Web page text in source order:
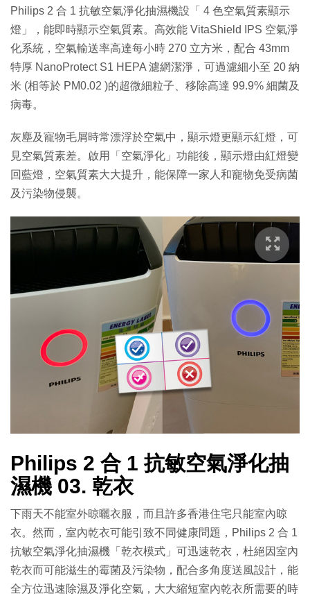
Philips 2 合 1 抗敏空氣淨化抽濕機設「 4 色空氣質素顯示
燈」，能即時顯示空氣質素。高效能 VitaShield IPS 空氣淨
化系統，空氣輸送率高達每小時 270 立方米，配合 43mm
特厚 NanoProtect S1 HEPA 濾網潔淨，可過濾細小至 20 納
米 (相等於 PM0.02 )的超微細粒子、移除高達 99.9% 細菌及
病毒。
灰塵及寵物毛屑時常漂浮於空氣中，顯示燈更顯示紅燈，可
見空氣質素差。啟用「空氣淨化」功能後，顯示燈由紅燈變
回藍燈，空氣質素大大提升，能保障一家人和寵物免受病菌
及污染物侵襲。
Philips 2 合 1 抗敏空氣淨化抽
濕機 03. 乾衣
下雨天不能室外晾曬衣服，而且許多香港住宅只能室內晾
衣。然而，室內乾衣可能引致不同健康問題，Philips 2 合 1
抗敏空氣淨化抽濕機「乾衣模式」可迅速乾衣，杜絕因室內
乾衣而可能滋生的霉菌及污染物，配合多角度送風設計，能
全方位迅速除濕及淨化空氣，大大縮短室內乾衣所需要的時